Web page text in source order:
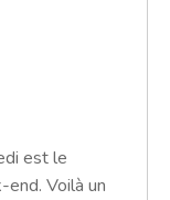
est le
Voilà un